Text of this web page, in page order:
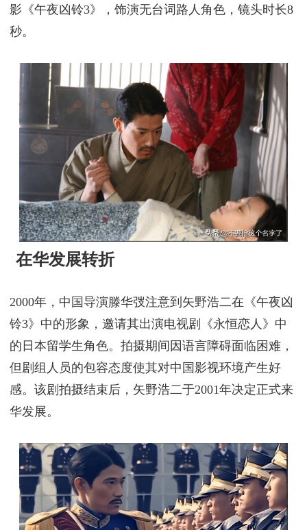
影《午夜凶铃3》，饰演无台词路人角色，镜头时长8
秒。
在华发展转折
2000年，中国导演滕华弢注意到矢野浩二在《午夜凶
铃3》中的形象，邀请其出演电视剧《永恒恋人》中
的日本留学生角色。拍摄期间因语言障碍面临困难，
但剧组人员的包容态度使其对中国影视环境产生好
感。该剧拍摄结束后，矢野浩二于2001年决定正式来
华发展。